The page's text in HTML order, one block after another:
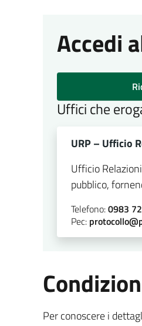
Accedi
Uffici che
URP – Ufficio
Ufficio
pubblico,
Telefono:0983
Pec:
Per conoscere i